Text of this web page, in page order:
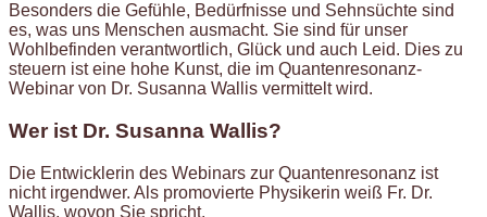
Besonders die Gefühle, Bedürfnisse und Sehnsüchte sind
es, was uns Menschen ausmacht. Sie sind für unser
Wohlbefinden verantwortlich, Glück und auch Leid. Dies zu
steuern ist eine hohe Kunst, die im Quantenresonanz-
Webinar von Dr. Susanna Wallis vermittelt wird.
Wer ist Dr. Susanna Wallis?
Die Entwicklerin des Webinars zur Quantenresonanz ist
nicht irgendwer. Als promovierte Physikerin weiß Fr. Dr.
Wallis, wovon Sie spricht.